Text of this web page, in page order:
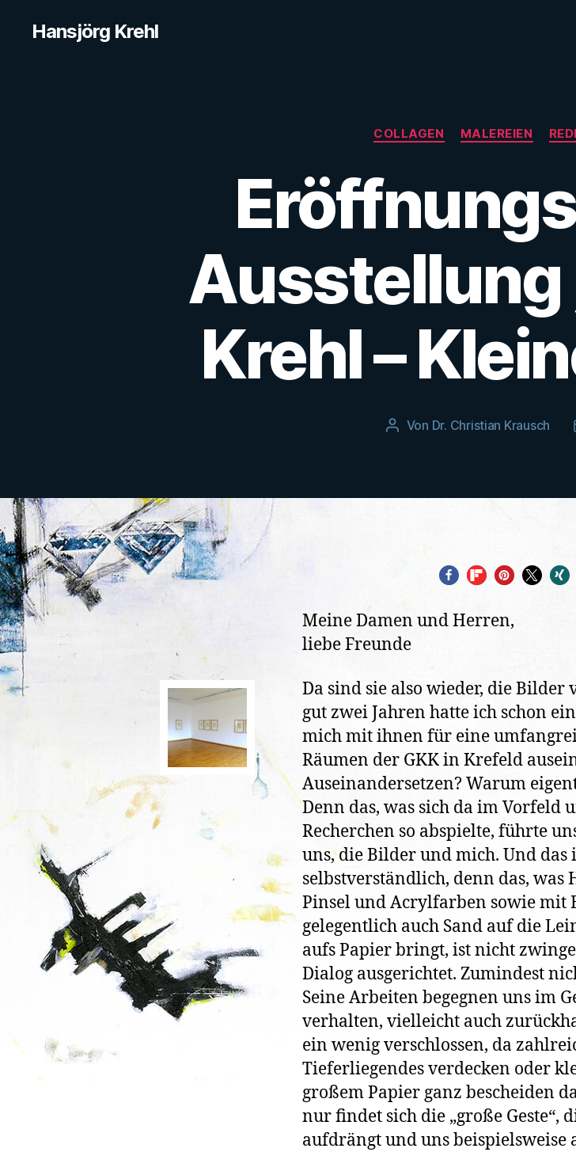
Hansjörg Krehl
COLLAGEN MALEREIEN
Ausstellung
Krehl –
Beitragsautor
Von Dr. Christian Krausch
Meine Damen und Herren,
liebe Freunde
Da sind sie also wieder, die Bilder
gut zwei Jahren hatte ich schon
mich mit ihnen für eine
Räumen der GKK in Krefeld
Auseinandersetzen? Warum
Denn das, was sich da im Vorfeld
Recherchen so abspielte, führte
uns, die Bilder und mich. Und
selbstverständlich, denn das, was
Pinsel und Acrylfarben sowie mit
gelegentlich auch Sand auf die
aufs Papier bringt, ist nicht
Dialog ausgerichtet. Zumindest
Seine Arbeiten begegnen uns im
verhalten, vielleicht auch
ein wenig verschlossen, da
Tieferliegendes verdecken oder
großem Papier ganz bescheiden
nur findet sich die „große Geste“,
aufdrängt und uns beispielsweise